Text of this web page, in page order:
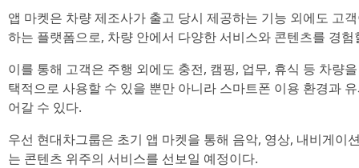
앱 마켓은 차량 제조사가 출고 당시 제공하는 기능 외에도 고
하는 플랫폼으로, 차량 안에서 다양한 서비스와 콘텐츠를 경
이를 통해 고객은 주행 외에도 충전, 캠핑, 업무, 휴식 등 차량
택적으로 사용할 수 있을 뿐만 아니라 스마트폰 이용 환경과
어갈 수 있다.
우선 현대차그룹은 초기 앱 마켓을 통해 음악, 영상, 내비게이
는 콘텐츠 위주의 서비스를 선보일 예정이다.